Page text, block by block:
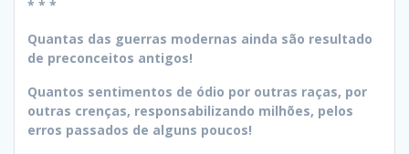
* * *
Quantas das guerras modernas ainda são resultado
de preconceitos antigos!
Quantos sentimentos de ódio por outras raças, por
outras crenças, responsabilizando milhões, pelos
erros passados de alguns poucos!